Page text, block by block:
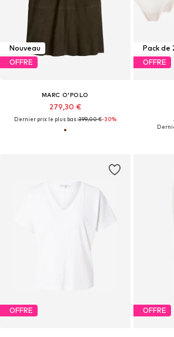
Nouveau
OFFRE
MARC O'POLO
279,30 €
Dernier prix le plus bas :399,00 €-30%
Pack de
OFFRE
OFFRE OFFRE